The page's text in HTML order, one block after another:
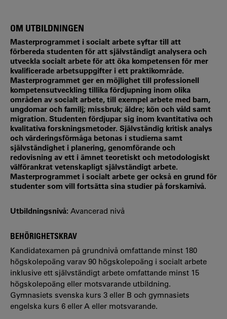
OM UTBILDNINGEN
Masterprogrammet i socialt arbete syftar till att
förbereda studenten för att självständigt analysera och
utveckla socialt arbete för att öka kompetensen för mer
kvalificerade arbetsuppgifter i ett praktikområde.
Masterprogrammet ger en möjlighet till professionell
kompetensutveckling tillika fördjupning inom olika
områden av socialt arbete, till exempel arbete med barn,
ungdomar och familj; missbruk; äldre; kön och våld samt
migration. Studenten fördjupar sig inom kvantitativa och
kvalitativa forskningsmetoder. Självständig kritisk analys
och värderingsförmåga betonas i studierna samt
självständighet i planering, genomförande och
redovisning av ett i ämnet teoretiskt och metodologiskt
välförankrat vetenskapligt självständigt arbete.
Masterprogrammet i socialt arbete ger också en grund för
studenter som vill fortsätta sina studier på forskarnivå.
Utbildningsnivå: Avancerad nivå
BEHÖRIGHETSKRAV
Kandidatexamen på grundnivå omfattande minst 180
högskolepoäng varav 90 högskolepoäng i socialt arbete
inklusive ett självständigt arbete omfattande minst 15
högskolepoäng eller motsvarande utbildning.
Gymnasiets svenska kurs 3 eller B och gymnasiets
engelska kurs 6 eller A eller motsvarande.